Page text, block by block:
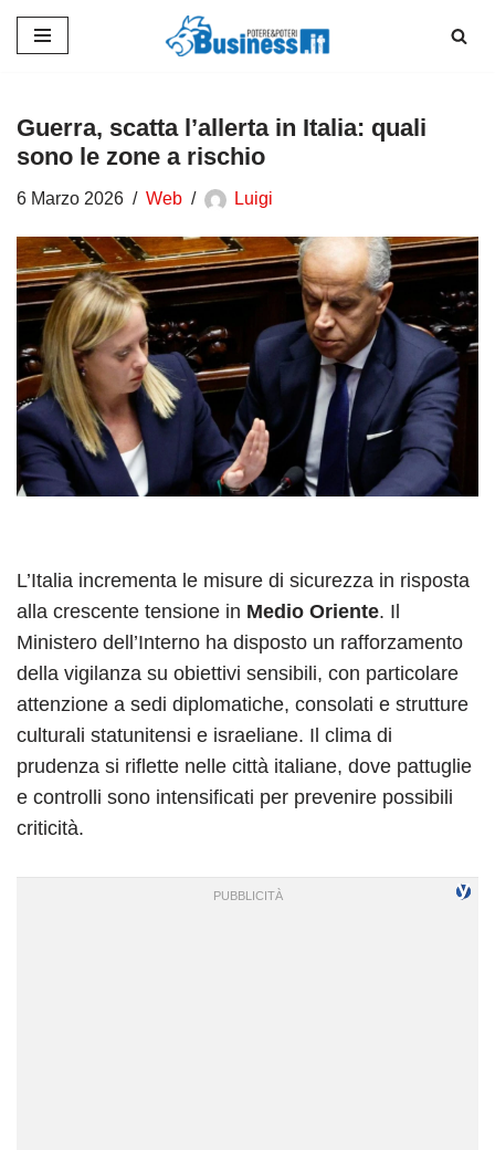
contenuto
Guerra, scatta l’allerta in Italia: quali
sono le zone a rischio
6 Marzo 2026 Web Luigi
L’Italia incrementa le misure di sicurezza in risposta
alla crescente tensione in Medio Oriente. Il
Ministero dell’Interno ha disposto un rafforzamento
della vigilanza su obiettivi sensibili, con particolare
attenzione a sedi diplomatiche, consolati e strutture
culturali statunitensi e israeliane. Il clima di
prudenza si riflette nelle città italiane, dove pattuglie
e controlli sono intensificati per prevenire possibili
criticità.